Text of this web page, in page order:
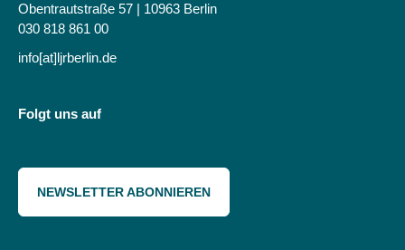
Obentrautstraße 57 | 10963 Berlin
030 818 861 00
info[at]ljrberlin.de
Folgt uns auf
NEWSLETTER ABONNIEREN